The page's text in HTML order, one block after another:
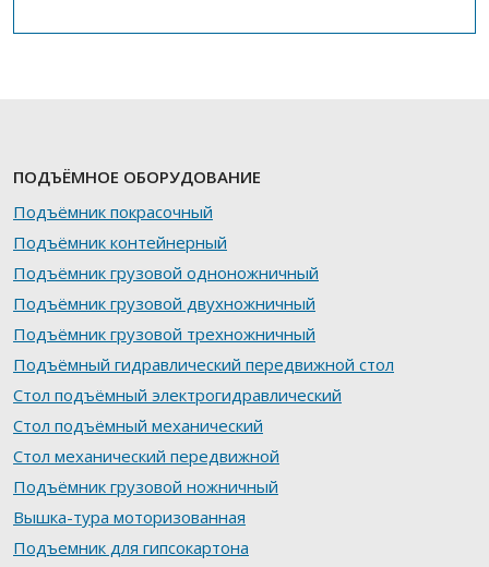
ПОДЪЁМНОЕ ОБОРУДОВАНИЕ
Подъёмник покрасочный
Подъёмник контейнерный
Подъёмник грузовой одноножничный
Подъёмник грузовой двухножничный
Подъёмник грузовой трехножничный
Подъёмный гидравлический передвижной стол
Стол подъёмный электрогидравлический
Стол подъёмный механический
Стол механический передвижной
Подъёмник грузовой ножничный
Вышка-тура моторизованная
Подъемник для гипсокартона